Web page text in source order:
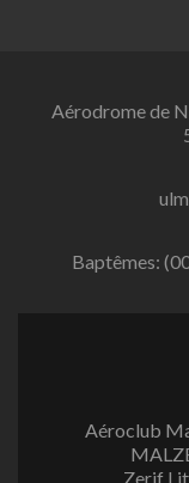
Aérodrome de
Baptêmes:
Aéroclub
Zerif